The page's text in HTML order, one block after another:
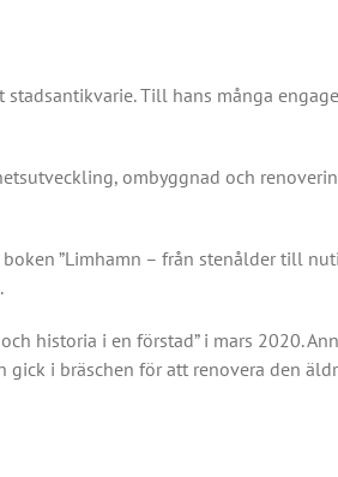
Till hans många
ombyggnad och
”Limhamn – från stenålder till
historia i en förstad” i mars 2020.
i bräschen för att renovera den